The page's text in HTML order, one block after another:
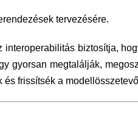
tervezésére.
biztosítja,
gyorsan megtalálják,
frissítsék a